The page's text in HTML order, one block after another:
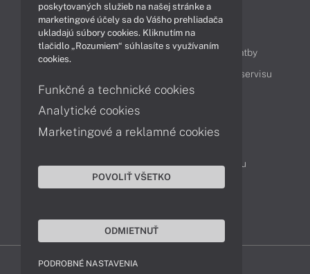
Obsah
Ako nakupovať
Možnosti doručenia a platby
Cenník servisu
Kontakty
Servisné oddelenie
Reklamácia tovaru
poskytovaných služieb na našej stránke a
marketingové účely sa do Vášho prehliadača
ukladajú súbory cookies. Kliknutím na
tlačidlo „Rozumiem“ súhlasíte s využívaním
cookies.
Funkčné a technické cookies
Analytické cookies
Marketingové a reklamné cookies
POVOLIŤ VŠETKO
ODMIETNUŤ
PODROBNÉ NASTAVENIA